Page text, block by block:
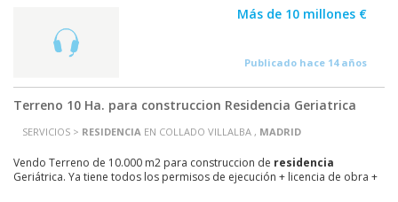
Más de 10 millones €
Publicado hace 14 años
Terreno 10 Ha. para construccion Residencia Geriatrica
SERVICIOS > RESIDENCIA EN COLLADO VILLALBA , MADRID
Vendo Terreno de 10.000 m2 para construccion de residencia
Geriátrica. Ya tiene todos los permisos de ejecución + licencia de obra +